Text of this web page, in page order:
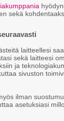
sekä
laitteellesi
sekä laitteesi
ja
sivuston
ilman
asetuksiasi